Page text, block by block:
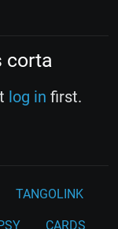
corta
log in first.
TANGOLINK
CARDS